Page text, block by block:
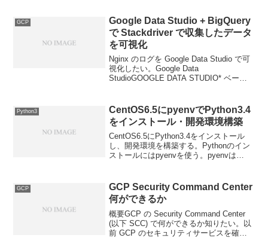
GCP
Google Data Studio + BigQuery
で Stackdriver で収集したデータ
を可視化
Nginx のログを Google Data Studio で可
視化したい。Google Data
StudioGOOGLE DATA STUDIO* ベータ
Python3
CentOS6.5にpyenvでPython3.4
をインストール・開発環境構築
CentOS6.5にPython3.4をインストール
し、開発環境を構築する。Pythonのイン
ストールにはpyenvを使う。pyenvは
るためのもの。今回はPy...
GCP
GCP Security Command Center
何ができるか
概要GCP の Security Command Center
(以下 SCC) で何ができるか知りたい。以
前 GCP のセキュリティサービスを確認